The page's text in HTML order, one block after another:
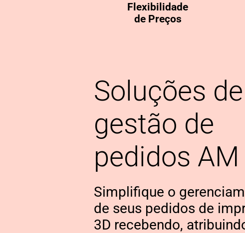
Flexibilidade
de Preços
Soluções de
gestão de
pedidos AM
Simplifique o
de seus pedidos de
3D recebendo,